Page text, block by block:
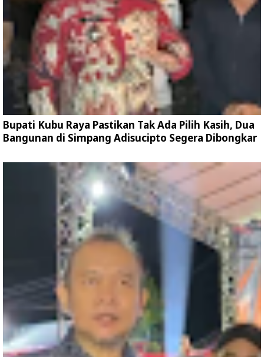
Bupati Kubu Raya Pastikan Tak Ada Pilih Kasih, Dua
Bangunan di Simpang Adisucipto Segera Dibongkar